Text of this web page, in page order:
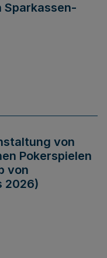
Sparkassen-
von
Pokerspielen
von
2026)